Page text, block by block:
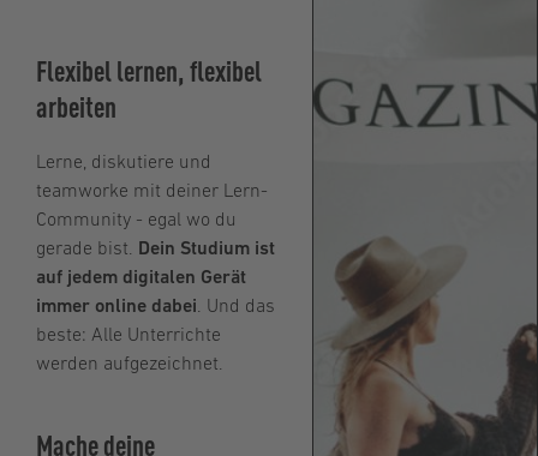
Flexibel lernen, flexibel
arbeiten
Lerne, diskutiere und
teamworke mit deiner Lern-
Community - egal wo du
gerade bist. Dein Studium ist
auf jedem digitalen Gerät
immer online dabei. Und das
beste: Alle Unterrichte
werden aufgezeichnet.
Mache deine